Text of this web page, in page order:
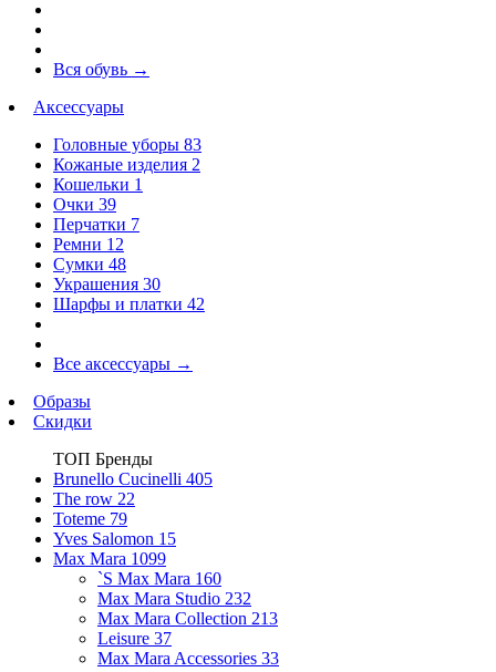
Вся обувь →
Аксессуары
Головные уборы 83
Кожаные изделия 2
Кошельки 1
Очки 39
Перчатки 7
Ремни 12
Сумки 48
Украшения 30
Шарфы и платки 42
Все аксессуары →
Образы
Скидки
ТОП Бренды
Brunello Cucinelli 405
The row 22
Toteme 79
Yves Salomon 15
Max Mara 1099
`S Max Mara 160
Max Mara Studio 232
Max Mara Collection 213
Leisure 37
Max Mara Accessories 33